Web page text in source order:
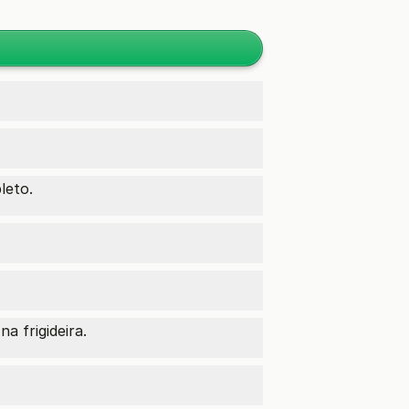
frigideira.